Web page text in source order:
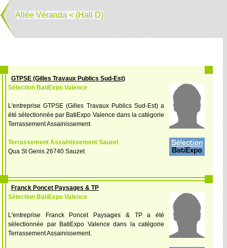
Allée Véranda < (Hall D)
GTPSE (Gilles Travaux Publics Sud-Est)
Sélection BatiExpo Valence
L'entreprise GTPSE (Gilles Travaux Publics Sud-Est) a
été sélectionnée par BatiExpo Valence dans la catégorie
Terrassement Assainissement.
Terrassement Assainissement Sauzet
Qua St Genis 26740 Sauzet
Franck Poncet Paysages & TP
Sélection BatiExpo Valence
L'entreprise Franck Poncet Paysages & TP a été
sélectionnée par BatiExpo Valence dans la catégorie
Terrassement Assainissement.